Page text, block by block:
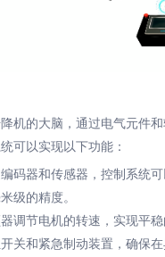
机的大脑，通过电气元件
可以实现以下功能：
码器和传感器，控制系统
级的精度。
调节电机的转速，实现平稳
关和紧急制动装置，确保